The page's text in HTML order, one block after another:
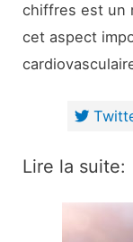
chiffres est un
cet aspect
Lire la suite: